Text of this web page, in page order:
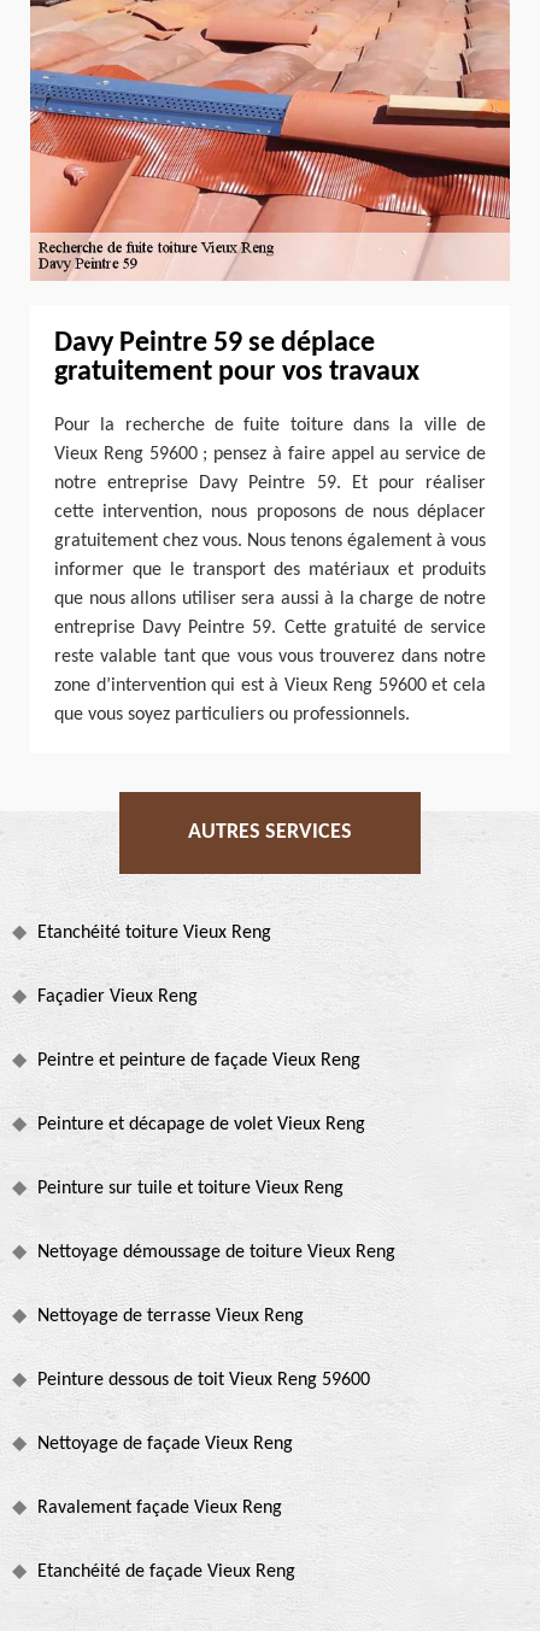
Davy Peintre 59 se déplace
gratuitement pour vos travaux
Pour la recherche de fuite toiture dans la ville de
Vieux Reng 59600 ; pensez à faire appel au service de
notre entreprise Davy Peintre 59. Et pour réaliser
cette intervention, nous proposons de nous déplacer
gratuitement chez vous. Nous tenons également à vous
informer que le transport des matériaux et produits
que nous allons utiliser sera aussi à la charge de notre
entreprise Davy Peintre 59. Cette gratuité de service
reste valable tant que vous vous trouverez dans notre
zone d’intervention qui est à Vieux Reng 59600 et cela
que vous soyez particuliers ou professionnels.
AUTRES SERVICES
Etanchéité toiture Vieux Reng
Façadier Vieux Reng
Peintre et peinture de façade Vieux Reng
Peinture et décapage de volet Vieux Reng
Peinture sur tuile et toiture Vieux Reng
Nettoyage démoussage de toiture Vieux Reng
Nettoyage de terrasse Vieux Reng
Peinture dessous de toit Vieux Reng 59600
Nettoyage de façade Vieux Reng
Ravalement façade Vieux Reng
Etanchéité de façade Vieux Reng